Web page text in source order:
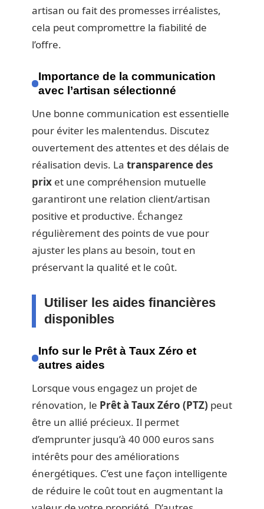
artisan ou fait des promesses irréalistes,
cela peut compromettre la fiabilité de
l’offre.
Importance de la communication
avec l’artisan sélectionné
Une bonne communication est essentielle
pour éviter les malentendus. Discutez
ouvertement des attentes et des délais de
réalisation devis. La transparence des
prix et une compréhension mutuelle
garantiront une relation client/artisan
positive et productive. Échangez
régulièrement des points de vue pour
ajuster les plans au besoin, tout en
préservant la qualité et le coût.
Utiliser les aides financières
disponibles
Info sur le Prêt à Taux Zéro et
autres aides
Lorsque vous engagez un projet de
rénovation, le Prêt à Taux Zéro (PTZ) peut
être un allié précieux. Il permet
d’emprunter jusqu’à 40 000 euros sans
intérêts pour des améliorations
énergétiques. C’est une façon intelligente
de réduire le coût tout en augmentant la